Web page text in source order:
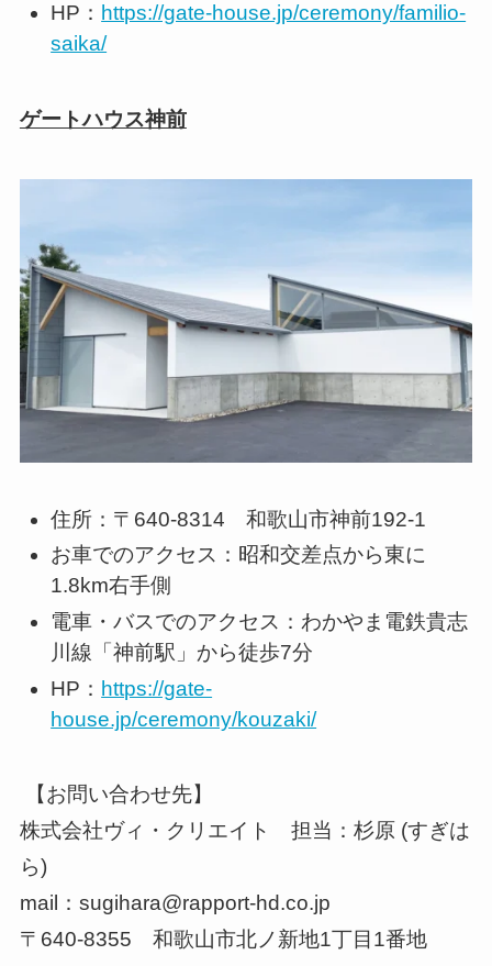
HP： https://gate-house.jp/ceremony/familio-
saika/
ゲートハウス神前
住所：〒640-8314 和歌山市神前192-1
お車でのアクセス：昭和交差点から東に
1.8km右手側
電車・バスでのアクセス：わかやま電鉄貴志
川線「神前駅」から徒歩7分
HP： https://gate-
house.jp/ceremony/kouzaki/
【お問い合わせ先】
株式会社ヴィ・クリエイト 担当：杉原 (すぎは
ら)
mail：sugihara@rapport-hd.co.jp
〒640-8355 和歌山市北ノ新地1丁目1番地